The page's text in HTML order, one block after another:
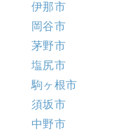
伊那市
岡谷市
茅野市
塩尻市
駒ヶ根市
須坂市
中野市